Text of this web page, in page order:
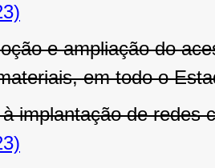
e ampliação do
em todo o
implantação de redes